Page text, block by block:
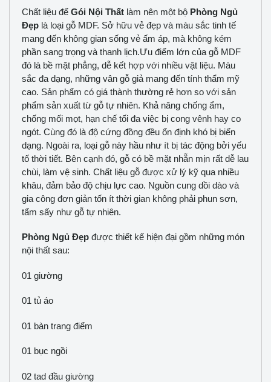
Chất liệu để Gói Nội Thất làm nên một bộ Phòng Ngủ
Đẹp là loại gỗ MDF. Sở hữu vẻ đẹp và màu sắc tinh tế
mang đến không gian sống vẻ ấm áp, mà không kém
phần sang trọng và thanh lịch.Ưu điểm lớn của gỗ MDF
đó là bề mặt phẳng, dễ kết hợp với nhiều vật liệu. Màu
sắc đa dạng, những vân gỗ giả mang đến tính thẩm mỹ
cao. Sản phẩm có giá thành thường rẻ hơn so với sản
phẩm sản xuất từ gỗ tự nhiên. Khả năng chống ẩm,
chống mối mọt, hạn chế tối đa việc bị cong vênh hay co
ngót. Cùng đó là độ cứng đồng đều ổn định khó bị biến
dạng. Ngoài ra, loại gỗ này hầu như ít bị tác động bởi yếu
tố thời tiết. Bên cạnh đó, gỗ có bề mặt nhẵn mịn rất dễ lau
chùi, làm vệ sinh. Chất liệu gỗ được xử lý kỹ qua nhiều
khâu, đảm bảo độ chịu lực cao. Nguồn cung dồi dào và
gia công đơn giản tốn ít thời gian không phải phun sơn,
tẩm sấy như gỗ tự nhiên.
Phòng Ngủ Đẹp được thiết kế hiện đại gồm những món
nội thất sau:
01 giường
01 tủ áo
01 bàn trang điểm
01 bục ngồi
02 tad đầu giường